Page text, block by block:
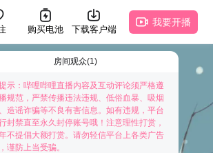
购买电池 下载客户端
我要开播
房间观众(1)
快来抢占前排为主播打Call吧
示：哔哩哔哩直播内容及互动评论须严格遵
规范，严禁传播违法违规、低俗血暴、吸烟
造谣诈骗等不良有害信息。如有违规，平台
封禁直至永久封停账号哦！注意理性打赏，
不提倡大额打赏。请勿轻信平台上各类广告
谨防上当受骗。